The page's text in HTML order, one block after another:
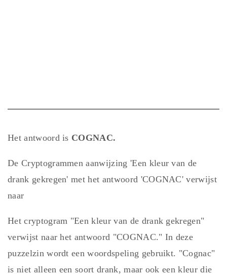
Het antwoord is COGNAC.
De Cryptogrammen aanwijzing 'Een kleur van de
drank gekregen' met het antwoord 'COGNAC' verwijst
naar
Het cryptogram "Een kleur van de drank gekregen"
verwijst naar het antwoord "COGNAC." In deze
puzzelzin wordt een woordspeling gebruikt. "Cognac"
is niet alleen een soort drank, maar ook een kleur die